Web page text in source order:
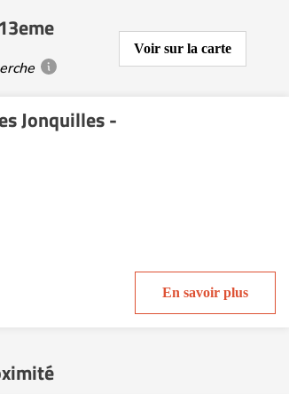
Voir sur la carte
Jonquilles -
En savoir plus